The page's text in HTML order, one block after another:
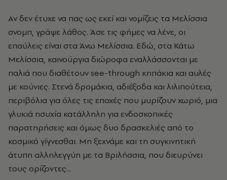
Αν δεν έτυχε να πας ως εκεί και νομίζεις τα Μελίσσια
σνομπ, γράψε λάθος. Άσε τις φήμες να λένε, οι
επαύλεις είναι στα Άνω Μελίσσια. Εδώ, στα Κάτω
Μελίσσια, καινούργια διώροφα εναλλάσσονται με
παλιά που διαθέτουν see-through κηπάκια και αυλές
με κούνιες. Στενά δρομάκια, αδιέξοδα και λιλιπούτεια,
περιβόλια για όλες τις εποχές που μυρίζουν χωριό, μια
γλυκιά ησυχία κατάλληλη για ενδοσκοπικές
παρατηρήσεις και όμως δυο δρασκελιές από το
κοσμικό γίγνεσθαι. Μη ξεχνάμε και τη συγκινητική
άτυπη αλληλεγγύη με τα Βριλήσσια, που διευρύνει
τους ορίζοντες...